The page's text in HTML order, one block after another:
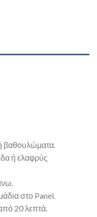
βαθουλώματα.
ή ελαφρύς
στο Panel.
20 λεπτά.